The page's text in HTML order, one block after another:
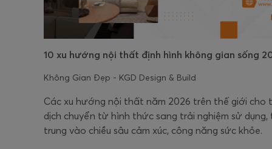
10 xu hướng nội thất định hình không gian sống
Không Gian Đẹp - KGD Design & Build
Các xu hướng nội thất năm 2026 trên thế giới cho
dịch chuyển từ hình thức sang trải nghiệm sử dụng,
trung vào chiều sâu cảm xúc, công năng sức khỏe.